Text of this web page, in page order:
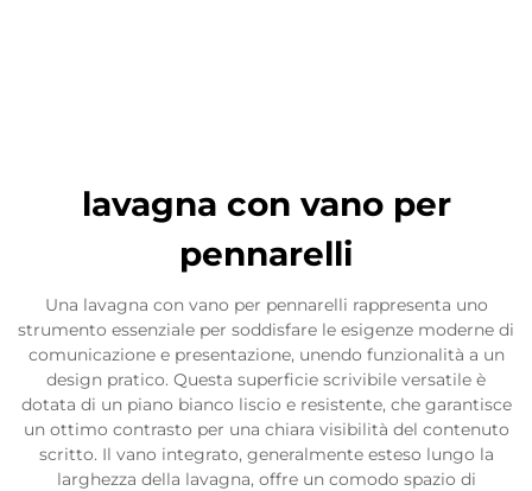
lavagna con vano per
pennarelli
Una lavagna con vano per pennarelli rappresenta uno
strumento essenziale per soddisfare le esigenze moderne di
comunicazione e presentazione, unendo funzionalità a un
design pratico. Questa superficie scrivibile versatile è
dotata di un piano bianco liscio e resistente, che garantisce
un ottimo contrasto per una chiara visibilità del contenuto
scritto. Il vano integrato, generalmente esteso lungo la
larghezza della lavagna, offre un comodo spazio di